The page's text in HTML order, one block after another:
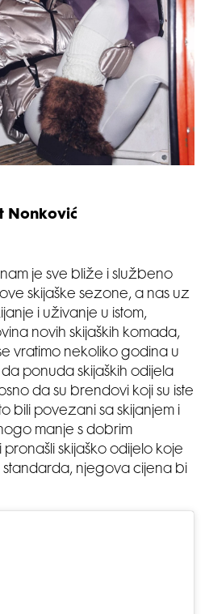
Nonković
je sve bliže i službeno
skijaške sezone, a nas uz
i uživanje u istom,
novih skijaških komada,
vratimo nekoliko godina u
ponuda skijaških odijela
da su brendovi koji su iste
bili povezani sa skijanjem i
manje s dobrim
skijaško odijelo koje
standarda, njegova cijena bi